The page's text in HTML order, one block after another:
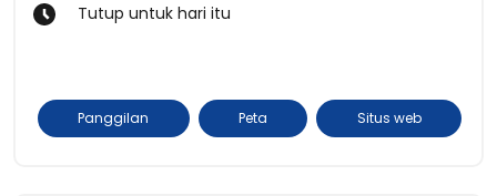
Tutup untuk hari itu
Panggilan Peta Situs web